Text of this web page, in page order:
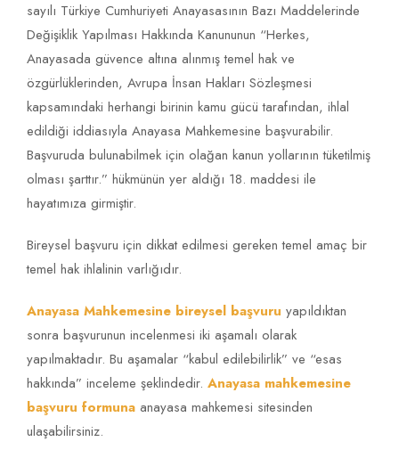
sayılı Türkiye Cumhuriyeti Anayasasının Bazı Maddelerinde
Değişiklik Yapılması Hakkında Kanununun “Herkes,
Anayasada güvence altına alınmış temel hak ve
özgürlüklerinden, Avrupa İnsan Hakları Sözleşmesi
kapsamındaki herhangi birinin kamu gücü tarafından, ihlal
edildiği iddiasıyla Anayasa Mahkemesine başvurabilir.
Başvuruda bulunabilmek için olağan kanun yollarının tüketilmiş
olması şarttır.” hükmünün yer aldığı 18. maddesi ile
hayatımıza girmiştir.
Bireysel başvuru için dikkat edilmesi gereken temel amaç bir
temel hak ihlalinin varlığıdır.
Anayasa Mahkemesine bireysel başvuru yapıldıktan
sonra başvurunun incelenmesi iki aşamalı olarak
yapılmaktadır. Bu aşamalar “kabul edilebilirlik” ve “esas
hakkında” inceleme şeklindedir. Anayasa mahkemesine
başvuru formuna anayasa mahkemesi sitesinden
ulaşabilirsiniz.